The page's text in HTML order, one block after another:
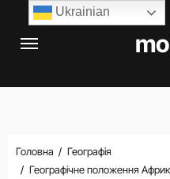
Перейти
Головна
Географія
Географічне положення
Ukrainian